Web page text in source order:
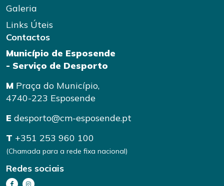
Galeria
Links Úteis
Contactos
Município de Esposende
- Serviço de Desporto
M Praça do Município,
4740-223 Esposende
E desporto@cm-esposende.pt
T +351 253 960 100
(Chamada para a rede fixa nacional)
Redes sociais